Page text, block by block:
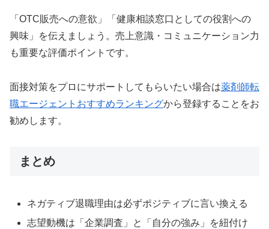
「OTC販売への意欲」「健康相談窓口としての役割への
興味」を伝えましょう。売上意識・コミュニケーション力
も重要な評価ポイントです。
面接対策をプロにサポートしてもらいたい場合は薬剤師転
職エージェントおすすめランキングから登録することをお
勧めします。
まとめ
ネガティブ退職理由は必ずポジティブに言い換える
志望動機は「企業調査」と「自分の強み」を紐付け